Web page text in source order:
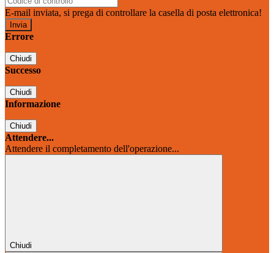
E-mail inviata, si prega di controllare la casella di posta elettronica!
Errore
Chiudi
Successo
Chiudi
Informazione
Chiudi
Attendere...
Attendere il completamento dell'operazione...
Chiudi